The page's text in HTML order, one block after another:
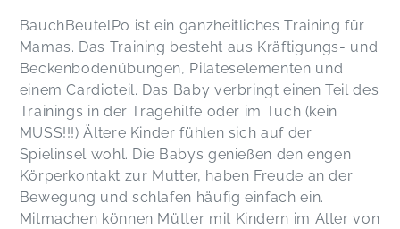
Elena, Mar 16
Natalia, Nov 13
Der Kurs hat mir gut gefallen, es war sehr
abwechslungsreich und auch schön, dass wir
out- und indoor nutzen konnten!
Isabell, Nov 04
BauchBeutelPo ist ein ganzheitliches Training für
Mamas. Das Training besteht aus Kräftigungs- und
Beckenbodenübungen, Pilateselementen und
einem Cardioteil. Das Baby verbringt einen Teil des
Trainings in der Tragehilfe oder im Tuch (kein
MUSS!!!) Ältere Kinder fühlen sich auf der
Spielinsel wohl. Die Babys genießen den engen
Körperkontakt zur Mutter, haben Freude an der
Bewegung und schlafen häufig einfach ein.
Mitmachen können Mütter mit Kindern im Alter von